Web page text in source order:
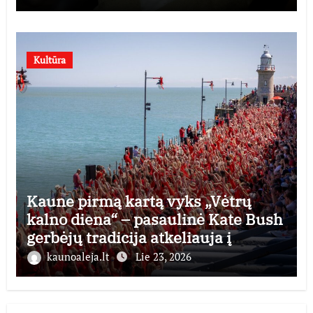
Kultūra
Kaune pirmą kartą vyks „Vėtrų
kalno diena“ – pasaulinė Kate Bush
gerbėjų tradicija atkeliauja į
Lietuvą
kaunoaleja.lt Lie 23, 2026